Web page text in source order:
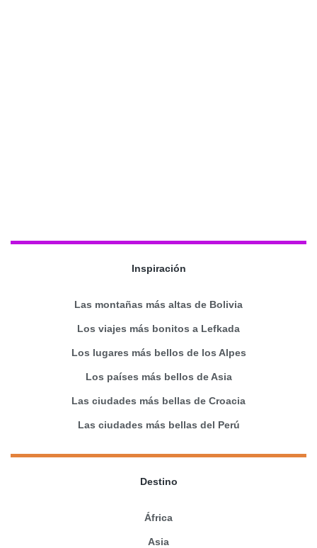
Inspiración
Las montañas más altas de Bolivia
Los viajes más bonitos a Lefkada
Los lugares más bellos de los Alpes
Los países más bellos de Asia
Las ciudades más bellas de Croacia
Las ciudades más bellas del Perú
Destino
África
Asia